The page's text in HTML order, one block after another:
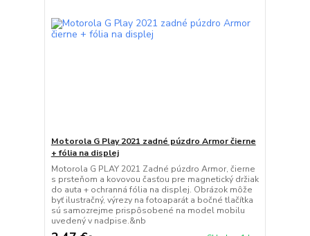
Motorola G Play 2021 zadné púzdro Armor čierne
+ fólia na displej
Motorola G PLAY 2021 Zadné púzdro Armor, čierne
s prsteňom a kovovou časťou pre magnetický držiak
do auta + ochranná fólia na displej. Obrázok môže
byť ilustračný, výrezy na fotoaparát a bočné tlačítka
sú samozrejme prispôsobené na model mobilu
uvedený v nadpise.&nb